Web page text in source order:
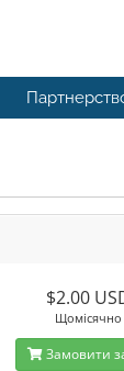
$2.00
Щомісячно
Замовити